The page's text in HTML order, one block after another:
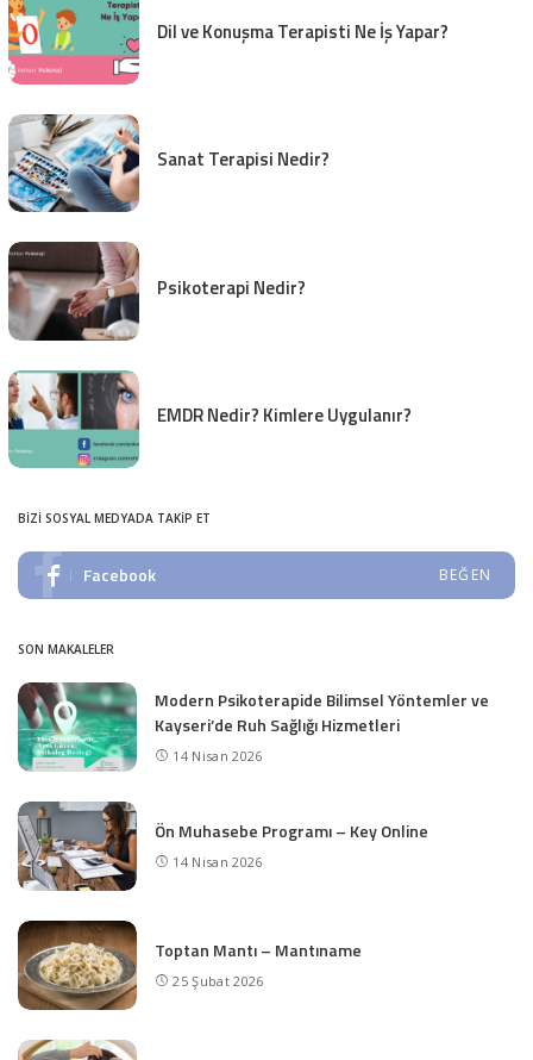
Dil ve Konuşma Terapisti Ne İş Yapar?
Sanat Terapisi Nedir?
Psikoterapi Nedir?
EMDR Nedir? Kimlere Uygulanır?
BIZI SOSYAL MEDYADA TAKIP ET
Facebook BEĞEN
SON MAKALELER
Modern Psikoterapide Bilimsel Yöntemler ve
Kayseri’de Ruh Sağlığı Hizmetleri
14 Nisan 2026
Ön Muhasebe Programı – Key Online
14 Nisan 2026
Toptan Mantı – Mantıname
25 Şubat 2026